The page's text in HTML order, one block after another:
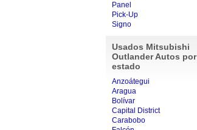
Panel
Pick-Up
Signo
Usados Mitsubishi
Outlander Autos por
estado
Anzoátegui
Aragua
Bolívar
Capital District
Carabobo